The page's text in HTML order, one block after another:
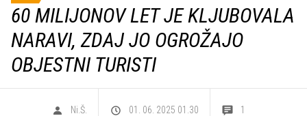
60 MILIJONOV LET JE KLJUBOVALA
NARAVI, ZDAJ JO OGROŽAJO
OBJESTNI TURISTI
Ni.Š. 01. 06. 2025 01.30 1